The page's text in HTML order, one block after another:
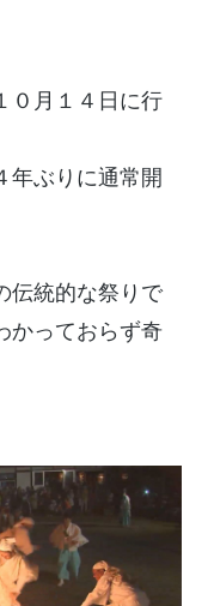
０月１４日に行
年ぶりに通常開
伝統的な祭りで
かっておらず奇